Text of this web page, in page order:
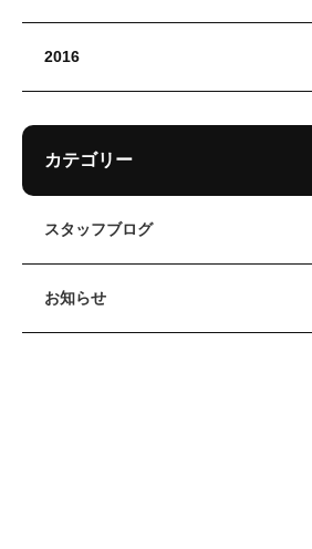
2016
カテゴリー
スタッフブログ
お知らせ